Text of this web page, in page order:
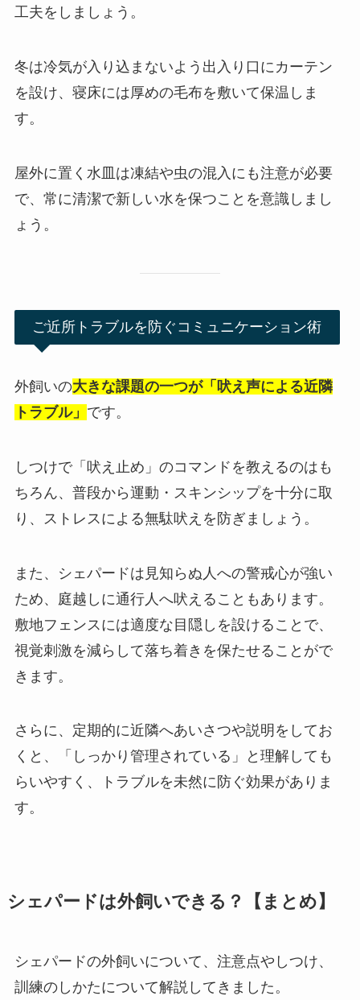
工夫をしましょう。
冬は冷気が入り込まないよう出入り口にカーテン
を設け、寝床には厚めの毛布を敷いて保温しま
す。
屋外に置く水皿は凍結や虫の混入にも注意が必要
で、常に清潔で新しい水を保つことを意識しまし
ょう。
ご近所トラブルを防ぐコミュニケーション術
外飼いの大きな課題の一つが「吠え声による近隣
トラブル」 です。
しつけで「吠え止め」のコマンドを教えるのはも
ちろん、普段から運動・スキンシップを十分に取
り、ストレスによる無駄吠えを防ぎましょう。
また、シェパードは見知らぬ人への警戒心が強い
ため、庭越しに通行人へ吠えることもあります。
敷地フェンスには適度な目隠しを設けることで、
視覚刺激を減らして落ち着きを保たせることがで
きます。
さらに、定期的に近隣へあいさつや説明をしてお
くと、「しっかり管理されている」と理解しても
らいやすく、トラブルを未然に防ぐ効果がありま
す。
シェパードは外飼いできる？【まとめ】
シェパードの外飼いについて、注意点やしつけ、
訓練のしかたについて解説してきました。